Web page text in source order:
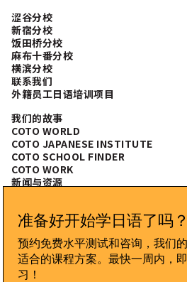
涩谷分校
新宿分校
饭田桥分校
麻布十番分校
横滨分校
联系我们
外籍员工日语培训项目
我们的故事
COTO WORLD
COTO JAPANESE INSTITUTE
COTO SCHOOL FINDER
COTO WORK
新闻与资源
CONNECT WITH US